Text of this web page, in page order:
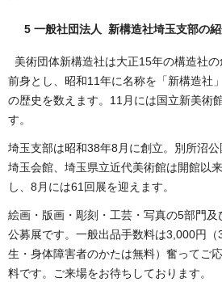
5 一般社団法人 新構造社埼玉支部の
美術団体新構造社は大正15年の構造社
前身とし、昭和11年に名称を「新構造社
の歴史を数えます。11月には国立新美術
す。
埼玉支部は昭和38年8月に創立。別所沼公
埼玉会館、埼玉県立近代美術館は開館以
し、8月には61回展を迎えます。
絵画・版画・彫刻・工芸・写真の5部門
公募展です。一般出品手数料は3,000円
生・身体障害者のかたは無料）奮ってご
料です。ご来場をお待ちしております。